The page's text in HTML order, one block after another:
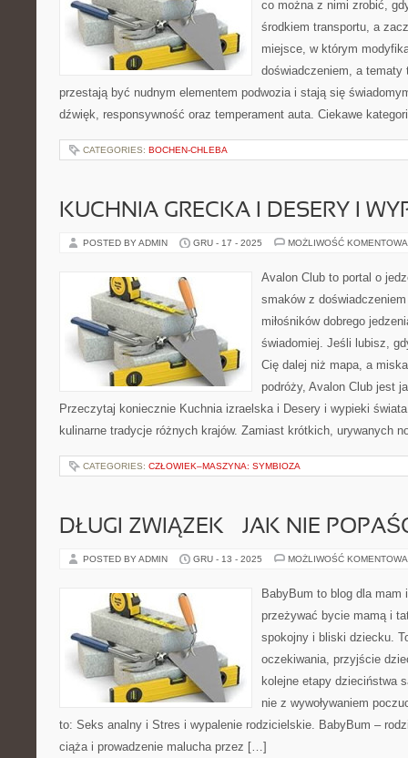
co można z nimi zrobić,
środkiem transportu, a
miejsce, w którym
doświadczeniem, a tematy
przestają być nudnym elementem podwozia i stają się
dźwięk, responsywność oraz temperament auta. Ciekawe
CATEGORIES: BOCHEN-CHLEBA
KUCHNIA GRECKA I DESERY I
POSTED BY ADMIN GRU - 17 - 2025 MOŻLIWOŚĆ
Avalon Club to portal o
smaków z
miłośników dobrego
świadomiej. Jeśli lubisz,
Cię dalej niż mapa, a
podróży, Avalon Club jest
Przeczytaj koniecznie Kuchnia izraelska i Desery i wypieki
kulinarne tradycje różnych krajów. Zamiast krótkich, urywanych
CATEGORIES: CZŁOWIEK–MASZYNA: SYMBIOZA
DŁUGI ZWIĄZEK – JAK NIE
POSTED BY ADMIN GRU - 13 - 2025 MOŻLIWOŚĆ
BabyBum to blog dla mam
przeżywać bycie mamą i
spokojny i bliski dziecku.
oczekiwania, przyjście
kolejne etapy dzieciństwa
nie z wywoływaniem
to: Seks analny i Stres i wypalenie rodzicielskie. BabyBum –
ciąża i prowadzenie malucha przez […]